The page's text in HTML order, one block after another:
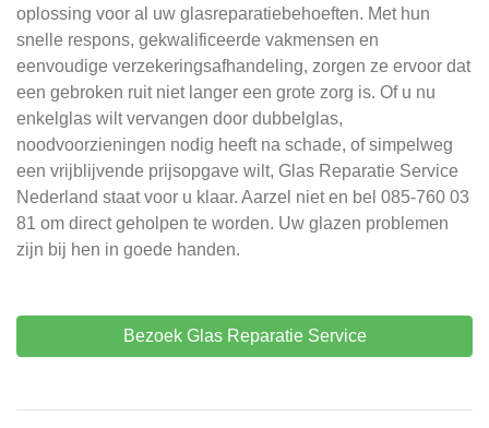
oplossing voor al uw glasreparatiebehoeften. Met hun
snelle respons, gekwalificeerde vakmensen en
eenvoudige verzekeringsafhandeling, zorgen ze ervoor dat
een gebroken ruit niet langer een grote zorg is. Of u nu
enkelglas wilt vervangen door dubbelglas,
noodvoorzieningen nodig heeft na schade, of simpelweg
een vrijblijvende prijsopgave wilt, Glas Reparatie Service
Nederland staat voor u klaar. Aarzel niet en bel 085-760 03
81 om direct geholpen te worden. Uw glazen problemen
zijn bij hen in goede handen.
Bezoek Glas Reparatie Service